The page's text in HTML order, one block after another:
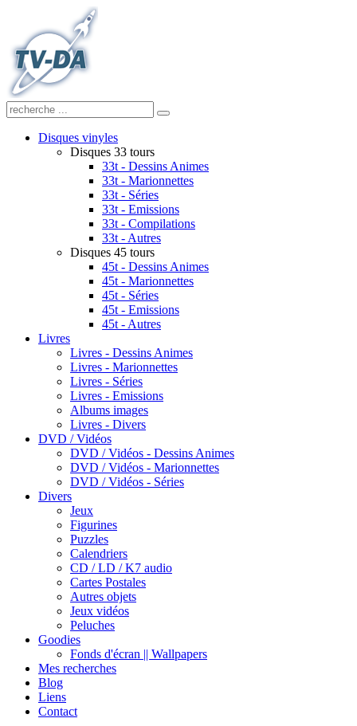
Disques vinyles
Disques 33 tours
33t - Dessins Animes
33t - Marionnettes
33t - Séries
33t - Emissions
33t - Compilations
33t - Autres
Disques 45 tours
45t - Dessins Animes
45t - Marionnettes
45t - Séries
45t - Emissions
45t - Autres
Livres
Livres - Dessins Animes
Livres - Marionnettes
Livres - Séries
Livres - Emissions
Albums images
Livres - Divers
DVD / Vidéos
DVD / Vidéos - Dessins Animes
DVD / Vidéos - Marionnettes
DVD / Vidéos - Séries
Divers
Jeux
Figurines
Puzzles
Calendriers
CD / LD / K7 audio
Cartes Postales
Autres objets
Jeux vidéos
Peluches
Goodies
Fonds d'écran || Wallpapers
Mes recherches
Blog
Liens
Contact